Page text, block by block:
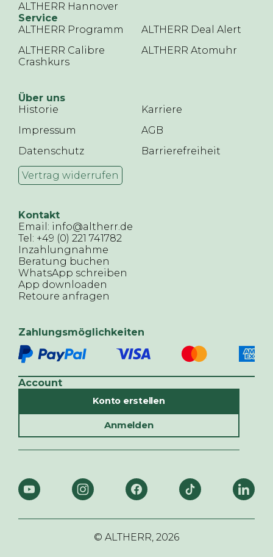
ALTHERR Hannover
Service
ALTHERR Programm
ALTHERR Deal Alert
ALTHERR Calibre
Crashkurs
ALTHERR Atomuhr
Über uns
Historie
Karriere
Impressum
AGB
Datenschutz
Barrierefreiheit
Vertrag widerrufen
Kontakt
Email: info@altherr.de
Tel: +49 (0) 221 741782
Inzahlungnahme
Beratung buchen
WhatsApp schreiben
App downloaden
Retoure anfragen
Zahlungsmöglichkeiten
Account
Konto erstellen
Anmelden
© ALTHERR, 2026